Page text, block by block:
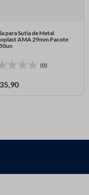
para Sutia de Metal
AMA 29mm Pacote
(0)
35,90